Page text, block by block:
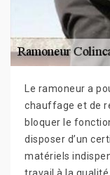
Le ramoneur a
chauffage et de
bloquer le
disposer d’un
matériels